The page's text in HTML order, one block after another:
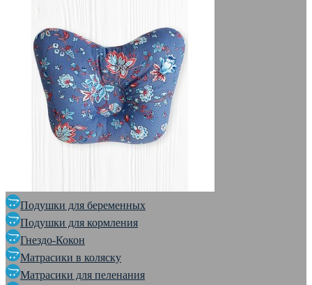
Подушки для беременных
Подушки для кормления
Гнездо-Кокон
Матрасики в коляску
Матрасики для пеленания